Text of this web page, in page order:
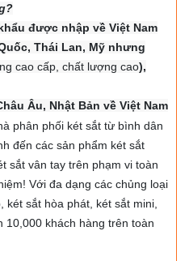
được nhập về Việt Nam
Thái Lan, Mỹ nhưng
cao cấp, chất lượng cao),
Âu, Nhật Bản về Việt Nam
phân phối két sắt từ bình dân
đến các sản phẩm két sắt
sắt vân tay trên phạm vi toàn
Với đa dạng các chủng loại
sắt hòa phát, két sắt mini,
10,000 khách hàng trên toàn